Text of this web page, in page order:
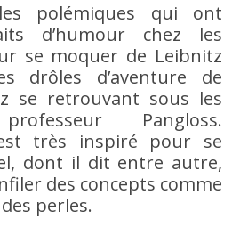
polémiques qui ont
d’humour chez les
se moquer de Leibnitz
drôles d’aventure de
se retrouvant sous les
Pangloss.
très inspiré pour se
dont il dit entre autre,
des concepts comme
perles.